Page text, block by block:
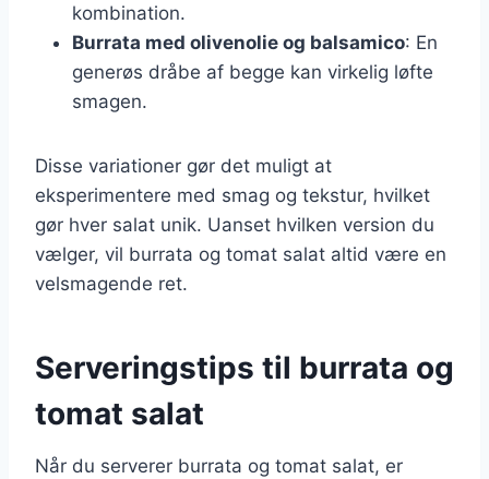
kombination.
Burrata med olivenolie og balsamico: En
generøs dråbe af begge kan virkelig løfte
smagen.
Disse variationer gør det muligt at
eksperimentere med smag og tekstur, hvilket
gør hver salat unik. Uanset hvilken version du
vælger, vil burrata og tomat salat altid være en
velsmagende ret.
Serveringstips til burrata og
tomat salat
Når du serverer burrata og tomat salat, er